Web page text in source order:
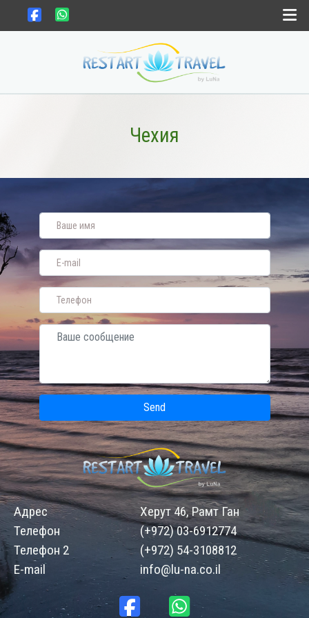
Контакты
Чехия
Адрес
Херут 46, Рамт Ган
Телефон
(+972) 03-6912774
Телефон 2
(+972) 54-3108812
E-mail
info@lu-na.co.il
Send